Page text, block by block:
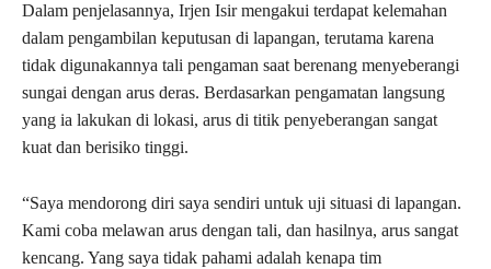
Dalam penjelasannya, Irjen Isir mengakui terdapat kelemahan
dalam pengambilan keputusan di lapangan, terutama karena
tidak digunakannya tali pengaman saat berenang menyeberangi
sungai dengan arus deras. Berdasarkan pengamatan langsung
yang ia lakukan di lokasi, arus di titik penyeberangan sangat
kuat dan berisiko tinggi.
“Saya mendorong diri saya sendiri untuk uji situasi di lapangan.
Kami coba melawan arus dengan tali, dan hasilnya, arus sangat
kencang. Yang saya tidak pahami adalah kenapa tim